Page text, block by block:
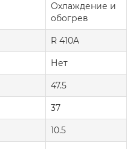
Охлаждение и
обогрев
R 410A
Нет
47.5
37
10.5